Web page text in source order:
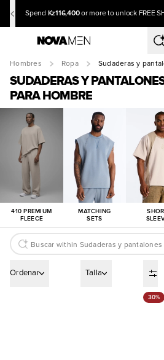
Spend Kz116,400 or more to unlock FREE
Hombres Ropa Sudaderas y
SUDADERAS Y
PARA HOMBRE
410 PREMIUM
FLEECE
MATCHING
SETS
Ordenar Talla
30%